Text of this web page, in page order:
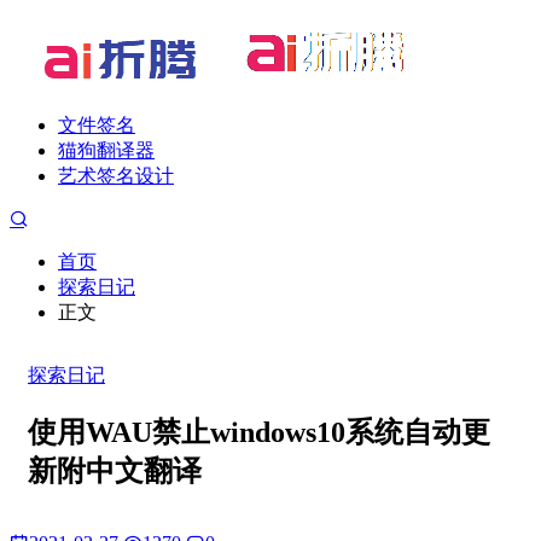
文件签名
猫狗翻译器
艺术签名设计
首页
探索日记
正文
探索日记
使用WAU禁止windows10系统自动更
新附中文翻译